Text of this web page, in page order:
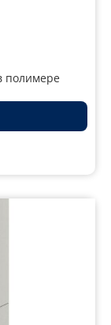
полимере